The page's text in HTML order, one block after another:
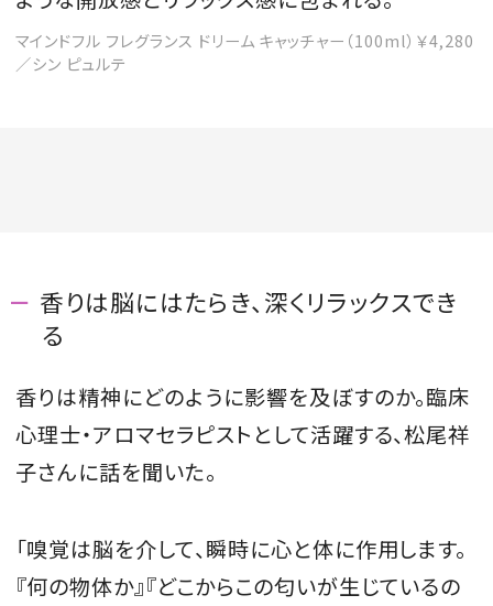
マインドフル フレグランス ドリーム キャッチャー（100ml）￥4,280
／シン ピュルテ
香りは脳にはたらき、深くリラックスでき
る
香りは精神にどのように影響を及ぼすのか。臨床
心理士・アロマセラピストとして活躍する、松尾祥
子さんに話を聞いた。
「嗅覚は脳を介して、瞬時に心と体に作用します。
『何の物体か』『どこからこの匂いが生じているの